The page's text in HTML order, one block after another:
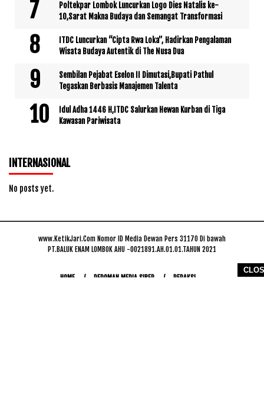
Poltekpar Lombok Luncurkan Logo Dies Natalis ke-
10,Sarat Makna Budaya dan Semangat Transformasi
ITDC Luncurkan “Cipta Rwa Loka”, Hadirkan Pengalaman
Wisata Budaya Autentik di The Nusa Dua
Sembilan Pejabat Eselon II Dimutasi,Bupati Pathul
Tegaskan Berbasis Manajemen Talenta
Idul Adha 1446 H,ITDC Salurkan Hewan Kurban di Tiga
Kawasan Pariwisata
INTERNASIONAL
No posts yet.
www.KetikJari.Com Nomor ID Media Dewan Pers 31170 Di bawah
PT.BALUK ENAM LOMBOK AHU -0021891.AH.01.01.TAHUN 2021
HOME PEDOMAN MEDIA SIBER REDAKSI